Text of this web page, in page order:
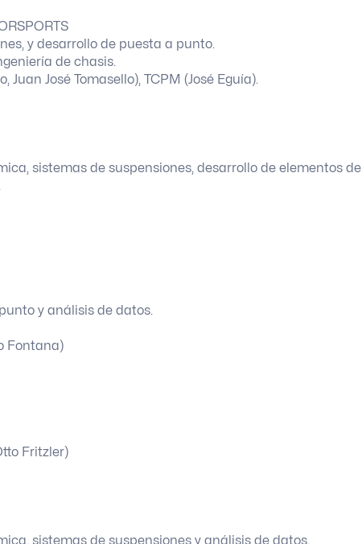
y desarrollo de puesta a punto.
de chasis.
José Tomasello), TCPM (José Eguía).
sistemas de suspensiones, desarrollo de elementos de
y análisis de datos.
Fontana)
Fritzler)
sistemas de suspensiones y análisis de datos.